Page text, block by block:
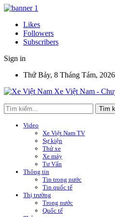
Likes
Followers
Subscribers
Sign in
Thứ Bảy, 8 Tháng Tám, 2026
Xe Việt Nam -
Video
Xe Việt Nam TV
Sự kiện
Thử xe
Xe máy
Tư Vấn
Thông tin
Tin trong nước
Tin quốc tế
Thị trường
Trong nước
Quốc tế